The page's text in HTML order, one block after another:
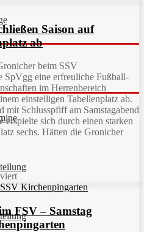
Saison auf
ab
beim SSV
SpVgg eine erfreuliche Fußball-
im Herrenbereich
einstelligen Tabellenplatz ab.
mit Schlusspfiff am Samstagabend
erspielte sich durch einen starken
sechs. Hätten die Gronicher
FSV – Samstag